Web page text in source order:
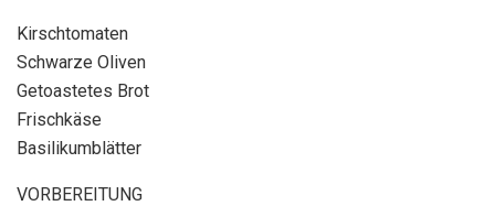
Kirschtomaten
Schwarze Oliven
Getoastetes Brot
Frischkäse
Basilikumblätter
VORBEREITUNG